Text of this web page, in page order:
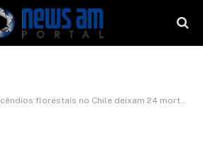
florestais no Chile deixam 24 mortos e quase mil feridos